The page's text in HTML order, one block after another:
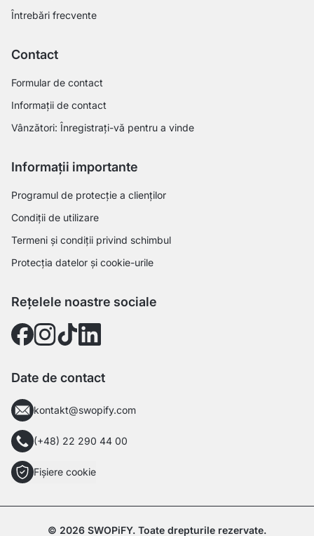
Întrebări frecvente
Contact
Formular de contact
Informații de contact
Vânzători: Înregistrați-vă pentru a vinde
Informații importante
Programul de protecție a clienților
Condiții de utilizare
Termeni și condiții privind schimbul
Protecția datelor și cookie-urile
Rețelele noastre sociale
Date de contact
kontakt@swopify.com
(+48) 22 290 44 00
Fișiere cookie
© 2026 SWOPiFY. Toate drepturile rezervate.